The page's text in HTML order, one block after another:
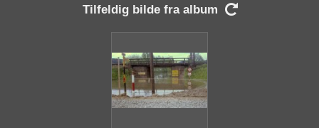
Tilfeldig bilde fra album 